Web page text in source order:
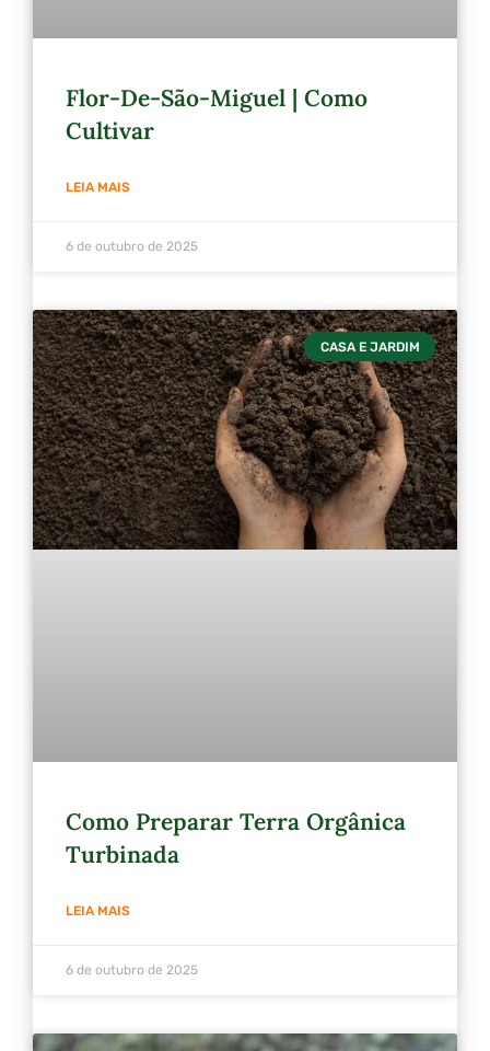
Flor-De-São-Miguel | Como
Cultivar
LEIA MAIS
6 de outubro de 2025
CASA E JARDIM
Como Preparar Terra Orgânica
Turbinada
LEIA MAIS
6 de outubro de 2025